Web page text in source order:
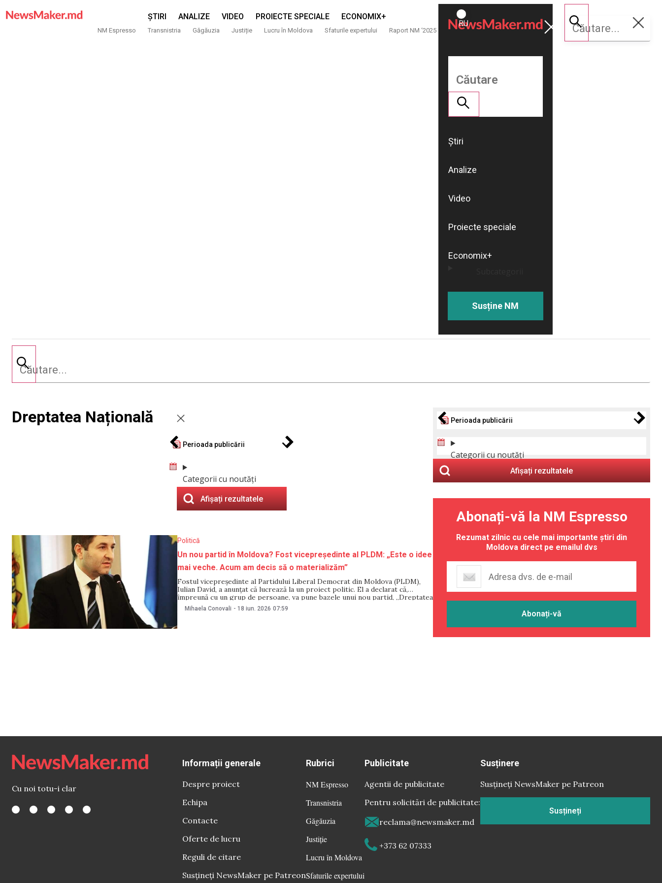
ȘTIRI ANALIZE VIDEO PROIECTE SPECIALE ECONOMIX+
NM Espresso Transnistria Găgăuzia Justiție Lucru în Moldova Sfaturile expertului Raport NM ‘2025
ROMÂNĂ
RU
Susține
NM
Știri
Analize
Video
Proiecte speciale
Economix+
Susține NM
Dreptatea Națională
Perioada publicării
Categorii cu noutăți
Afișați rezultatele
Politică
Un nou partid în Moldova? Fost vicepreședinte al PLDM: „Este o idee
mai veche. Acum am decis să o materializăm”
Fostul vicepreședinte al Partidului Liberal Democrat din Moldova (PLDM),
Iulian David, a anunțat că lucrează la un proiect politic. El a declarat că,
împreună cu un grup de persoane, va pune bazele unui nou partid, „Dreptatea
Națională”, care, potrivit afirmațiilor sale, va avea drept scop apărarea
intereselor cetățenilor Republicii Moldova.
Mihaela Conovali - 18 iun. 2026 07:59
Perioada publicării
Categorii cu noutăți
Afișați rezultatele
Abonați-vă la NM Espresso
Rezumat zilnic cu cele mai importante știri din
Moldova direct pe emailul dvs
Cu noi totu-i clar
Informații generale
Despre proiect
Echipa
Contacte
Oferte de lucru
Reguli de citare
Susțineți NewsMaker pe Patreon
Rubrici
NM Espresso
Transnistria
Găgăuzia
Justiție
Lucru în Moldova
Sfaturile expertului
Publicitate
Agentii de publicitate
Pentru solicitări de publicitate:
reclama@newsmaker.md
+373 62 07333
Susținere
Susțineți NewsMaker pe Patreon
Susțineți